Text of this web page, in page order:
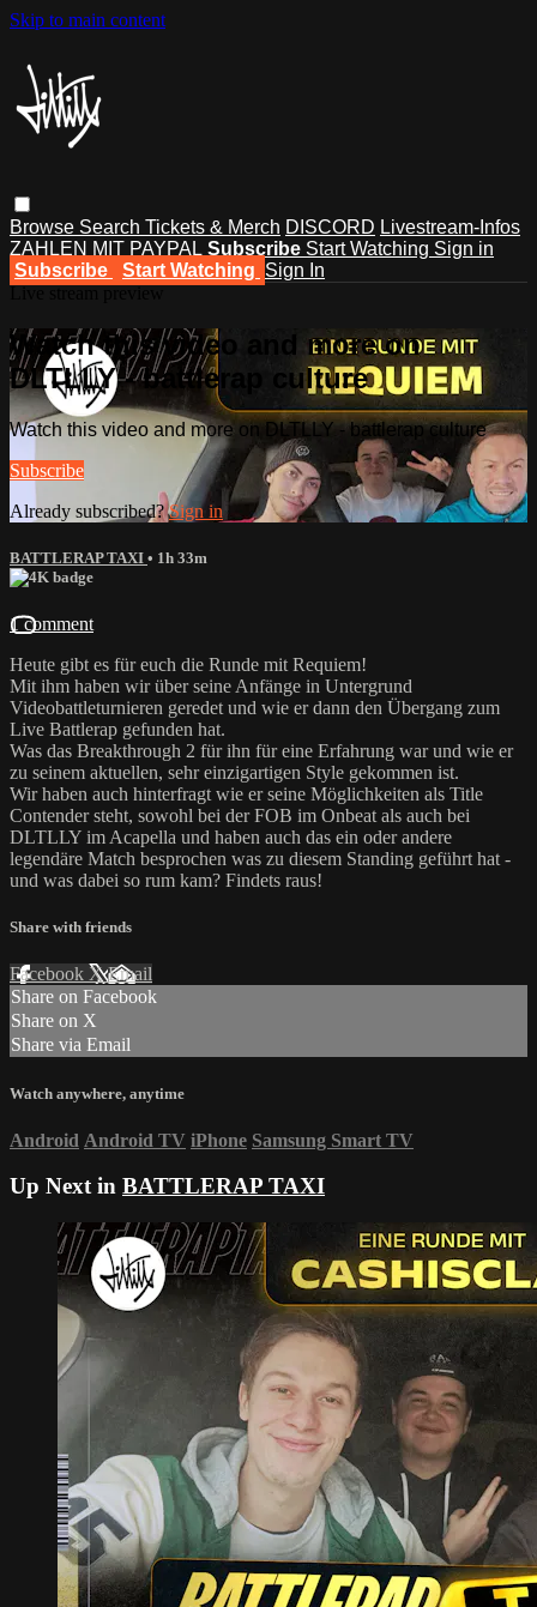
Skip to main content
Browse Search Tickets & Merch DISCORD Livestream-Infos
ZAHLEN MIT PAYPAL Subscribe Start Watching Sign in
Subscribe
Start Watching Sign In
Watch this video and more on
DLTLLY - battlerap culture
Watch this video and more on DLTLLY - battlerap culture
Subscribe
Already subscribed?Sign in
BATTLERAP TAXI • 1h 33m
1 comment
Heute gibt es für euch die Runde mit Requiem!
Mit ihm haben wir über seine Anfänge in Untergrund
Videobattleturnieren geredet und wie er dann den Übergang zum
Live Battlerap gefunden hat.
Was das Breakthrough 2 für ihn für eine Erfahrung war und wie er
zu seinem aktuellen, sehr einzigartigen Style gekommen ist.
Wir haben auch hinterfragt wie er seine Möglichkeiten als Title
Contender steht, sowohl bei der FOB im Onbeat als auch bei
DLTLLY im Acapella und haben auch das ein oder andere
legendäre Match besprochen was zu diesem Standing geführt hat -
und was dabei so rum kam? Findets raus!
Share with friends
Facebook XEmail
Share on Facebook
Share on X
Share via Email
Watch anywhere, anytime
Android Android TV iPhone Samsung Smart TV
Up Next in BATTLERAP TAXI